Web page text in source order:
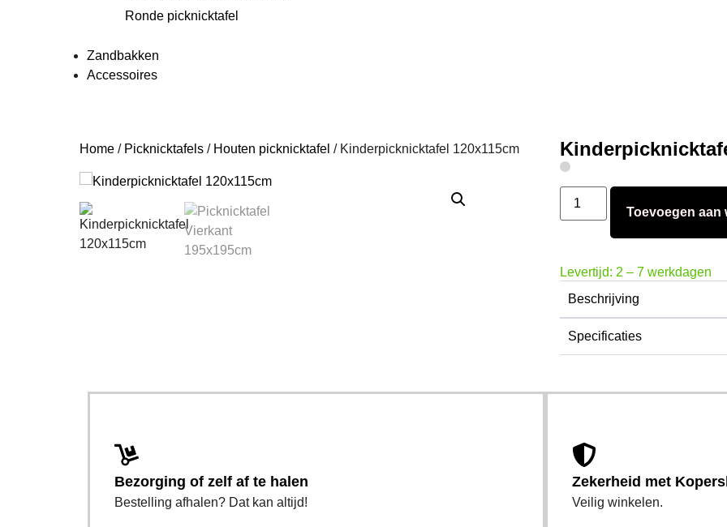
Ronde picknicktafel
Zandbakken
Accessoires
Toevoegen aan
Levertijd: 2 – 7 werkdagen
Beschrijving
Specificaties
Home / Picknicktafels / Houten picknicktafel / Kinderpicknicktafel 120x115cm
Bezorging of zelf af te halen
Bestelling afhalen? Dat kan altijd!
Zekerheid met
Veilig winkelen.